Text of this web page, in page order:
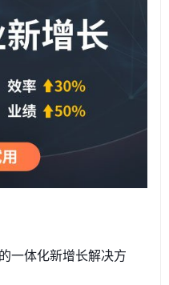
一体化新增长解决方